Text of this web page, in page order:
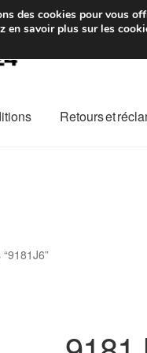
à partir de
Retours et
des cookies pour vous
en savoir plus sur les